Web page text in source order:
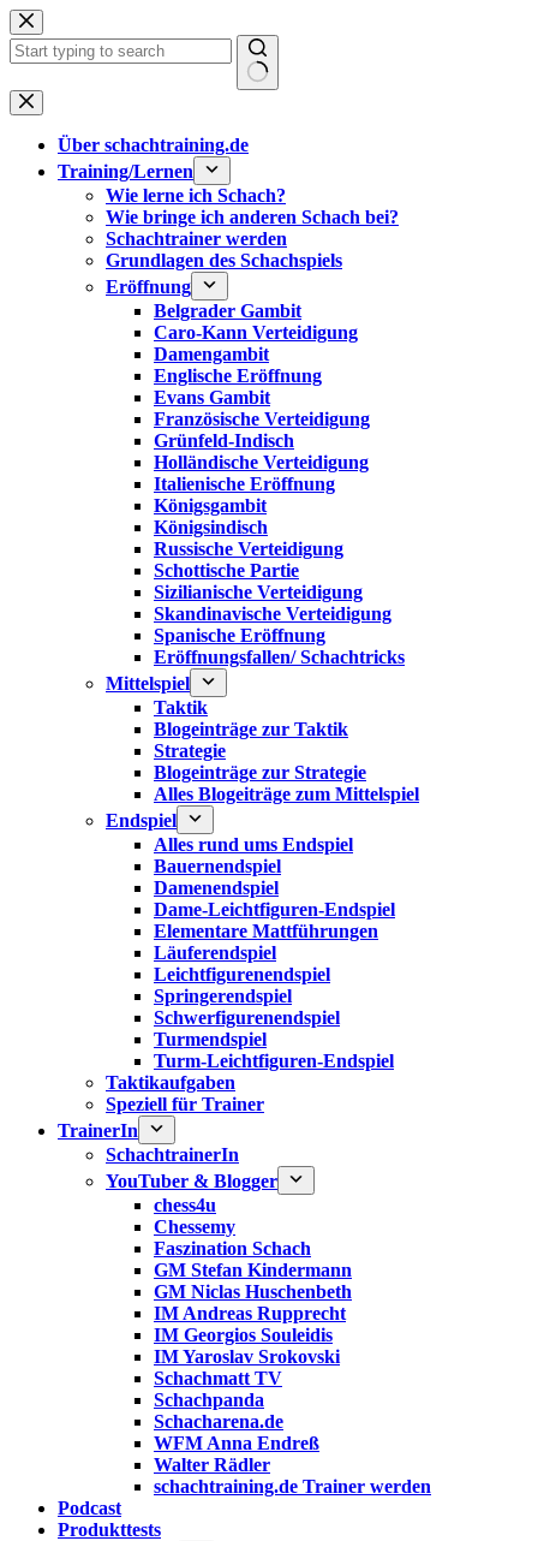
Zum
Inhalt
springen
Keine
Ergebnisse
Über schachtraining.de
Training/Lernen
Wie lerne ich Schach?
Wie bringe ich anderen Schach bei?
Schachtrainer werden
Grundlagen des Schachspiels
Eröffnung
Belgrader Gambit
Caro-Kann Verteidigung
Damengambit
Englische Eröffnung
Evans Gambit
Französische Verteidigung
Grünfeld-Indisch
Holländische Verteidigung
Italienische Eröffnung
Königsgambit
Königsindisch
Russische Verteidigung
Schottische Partie
Sizilianische Verteidigung
Skandinavische Verteidigung
Spanische Eröffnung
Eröffnungsfallen/ Schachtricks
Mittelspiel
Taktik
Blogeinträge zur Taktik
Strategie
Blogeinträge zur Strategie
Alles Blogeiträge zum Mittelspiel
Endspiel
Alles rund ums Endspiel
Bauernendspiel
Damenendspiel
Dame-Leichtfiguren-Endspiel
Elementare Mattführungen
Läuferendspiel
Leichtfigurenendspiel
Springerendspiel
Schwerfigurenendspiel
Turmendspiel
Turm-Leichtfiguren-Endspiel
Taktikaufgaben
Speziell für Trainer
TrainerIn
SchachtrainerIn
YouTuber & Blogger
chess4u
Chessemy
Faszination Schach
GM Stefan Kindermann
GM Niclas Huschenbeth
IM Andreas Rupprecht
IM Georgios Souleidis
IM Yaroslav Srokovski
Schachmatt TV
Schachpanda
Schacharena.de
WFM Anna Endreß
Walter Rädler
schachtraining.de Trainer werden
Podcast
Produkttests